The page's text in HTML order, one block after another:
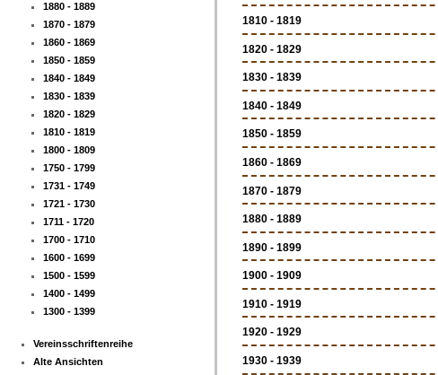
1880 - 1889
1870 - 1879
1860 - 1869
1850 - 1859
1840 - 1849
1830 - 1839
1820 - 1829
1810 - 1819
1800 - 1809
1750 - 1799
1731 - 1749
1721 - 1730
1711 - 1720
1700 - 1710
1600 - 1699
1500 - 1599
1400 - 1499
1300 - 1399
Vereinsschriftenreihe
Alte Ansichten
1810 - 1819
1820 - 1829
1830 - 1839
1840 - 1849
1850 - 1859
1860 - 1869
1870 - 1879
1880 - 1889
1890 - 1899
1900 - 1909
1910 - 1919
1920 - 1929
1930 - 1939